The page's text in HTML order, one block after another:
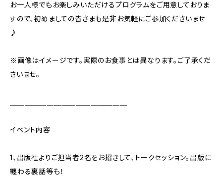
お一人様でもお楽しみいただけるプログラムをご用意しておりま
すので、初めましての皆さまも是非お気軽にご参加くださいませ
♪
※画像はイメージです。実際のお食事とは異なります。ご了承くだ
さいませ。
イベント内容
1、出版社よりご担当者2名をお招きして、トークセッション。出版に
纏わる裏話等も！